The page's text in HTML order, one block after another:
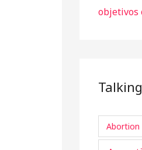
objetivos
Abortion